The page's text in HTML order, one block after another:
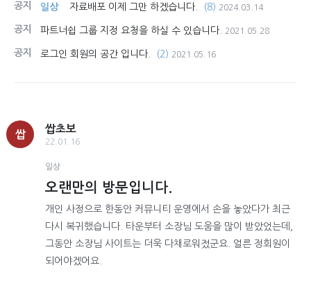
공지 일상 자료배포 이제 그만 하겠습니다. (8) 2024.03.14
공지 파트너쉽 그룹 지정 요청을 하실 수 있습니다. 2021.05.28
공지 로그인 회원의 공간 입니다. (2) 2021.05.16
쌉
쌉초보
22.01.16
일상
오랜만의 방문입니다.
개인 사정으로 한동안 커뮤니티 운영에서 손을 놓았다가 최근
다시 복귀했습니다. 타운부터 소장님 도움을 많이 받았었는데,
그동안 소장님 사이트는 더욱 다채로워젔군요. 얼른 정회원이
되어야겠어요.